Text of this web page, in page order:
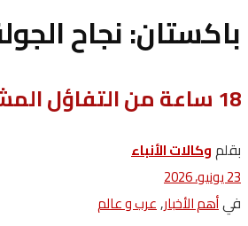
باكستان: نجاح
18 ساعة من التفاؤل المشوب بالتوتر
بقلموكالات‭ ‬الأنباء
23 يونيو، 2026
فيأهم الأخبار,عرب و عالم